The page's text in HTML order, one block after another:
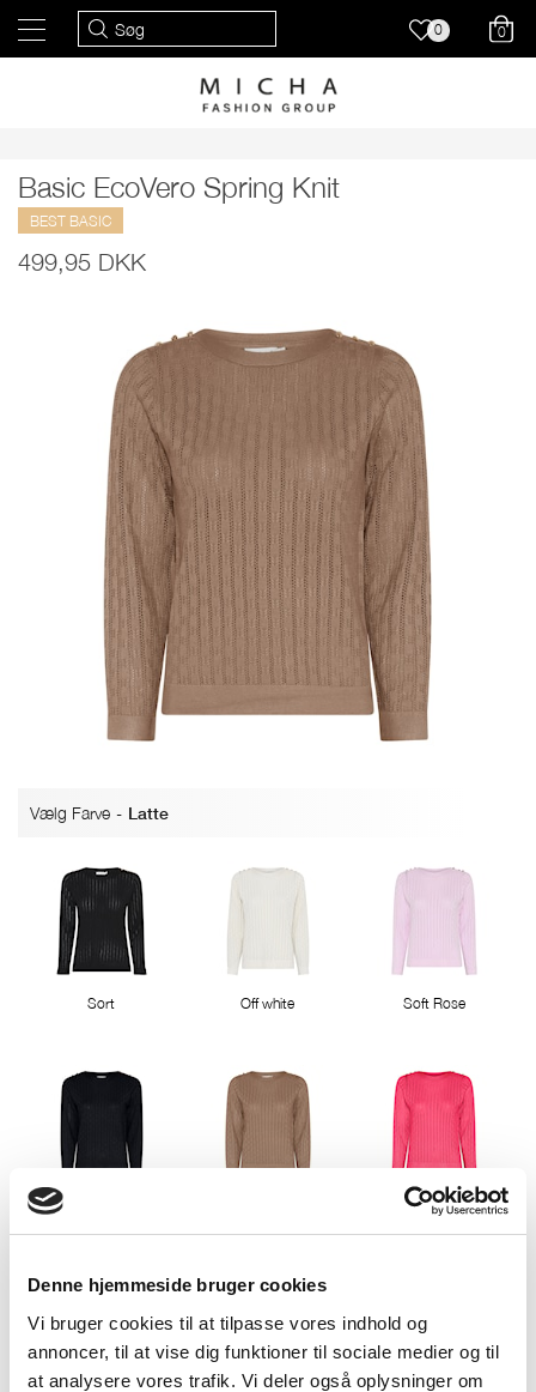
Denne hjemmeside bruger cookies
Vi bruger cookies til at tilpasse vores indhold og
annoncer, til at vise dig funktioner til sociale medier og til
at analysere vores trafik. Vi deler også oplysninger om
0 0
Basic EcoVero Spring Knit
BEST BASIC
499,95 DKK
Vælg Farve - Latte
Sort Off white Soft Rose
Hot Pink